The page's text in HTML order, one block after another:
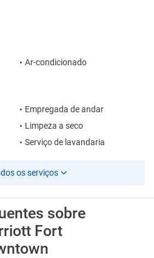
Ar-condicionado
Empregada de andar
Limpeza a seco
Serviço de lavandaria
os serviços
sobre
Fort